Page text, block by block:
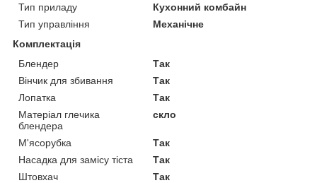
Тип приладу
Кухонний комбайн
Тип управління
Механічне
Комплектація
Блендер
Так
Вінчик для збивання
Так
Лопатка
Так
Матеріал глечика
блендера
скло
М'ясорубка
Так
Насадка для замісу тіста
Так
Штовхач
Так